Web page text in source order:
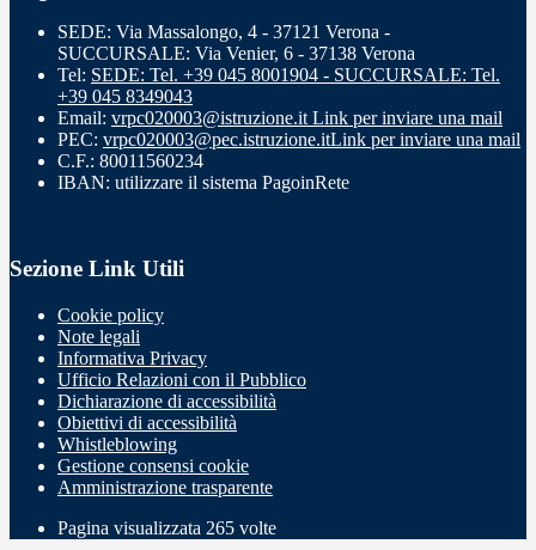
SEDE: Via Massalongo, 4 - 37121 Verona -
SUCCURSALE: Via Venier, 6 - 37138 Verona
Tel: SEDE: Tel. +39 045 8001904 - SUCCURSALE: Tel.
+39 045 8349043
Email: vrpc020003@istruzione.it Link per inviare una mail
PEC: vrpc020003@pec.istruzione.itLink per inviare una mail
C.F.: 80011560234
IBAN: utilizzare il sistema PagoinRete
Sezione Link Utili
Cookie policy
Note legali
Informativa Privacy
Ufficio Relazioni con il Pubblico
Dichiarazione di accessibilità
Obiettivi di accessibilità
Whistleblowing
Gestione consensi cookie
Amministrazione trasparente
Pagina visualizzata 265 volte